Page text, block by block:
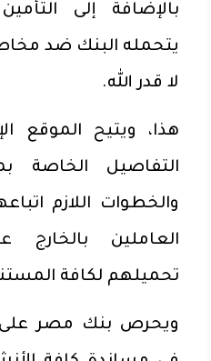
بالإضافة إلى
يتحمله البنك ضد
لا قدر الله.
هذا، ويتيح الموقع
التفاصيل الخاصة
والخطوات اللازم
العاملين بالخارج
تحميلهم لكافة
ويحرص بنك مصر على